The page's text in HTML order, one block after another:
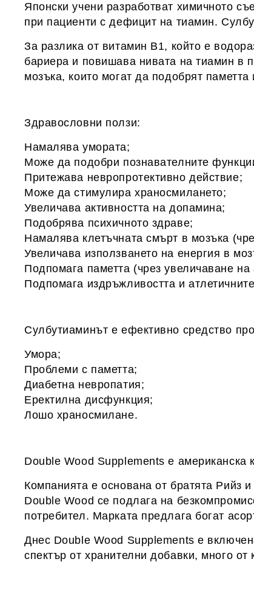
Японски учени разработват химичното
при пациенти с дефицит на тиамин.
За разлика от витамин В1, който е
бариера и повишава нивата на тиамин в
мозъка, които могат да подобрят
Здравословни ползи:
Намалява умората;
Може да подобри познавателните
Притежава невропротективно действие;
Може да стимулира храносмилането;
Увеличава активността на допамина;
Подобрява психичното здраве;
Намалява клетъчната смърт в мозъка
Увеличава използването на енергия в
Подпомага паметта (чрез увеличаване на
Подпомага издръжливостта и
Сулбутиаминът е ефективно средство
Умора;
Проблеми с паметта;
Диабетна невропатия;
Еректилна дисфункция;
Лошо храносмилане.
Double Wood Supplements е американска
Компанията е основана от братята
Double Wood се подлага на
потребител. Марката предлага богат
Днес Double Wood Supplements е
спектър от хранителни добавки, много